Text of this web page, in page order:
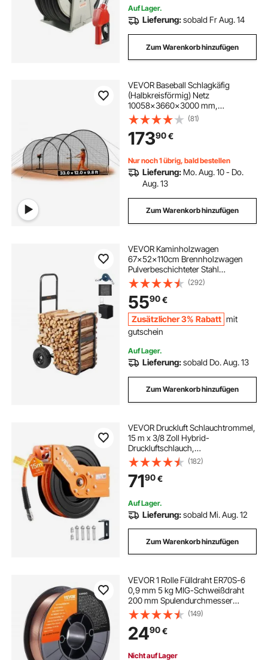
Auf Lager.
Lieferung:sobald Fr Aug. 14
Zum Warenkorb hinzufügen
VEVOR Baseball Schlagkäfig
(Halbkreisförmig) Netz
10058x3660x3000 mm,
Trainingsnetz mit 4-lagigem &
Knotenlosem Polyestergewebe &
Öffnung für Wurfmaschinen, inkl.
Softball Trainingskäfignetz
(81)
17390€
Nur noch 1 übrig, bald bestellen
Lieferung: Mo. Aug. 10 - Do.
Aug. 13
Zum Warenkorb hinzufügen
VEVOR Kaminholzwagen
67x52x110cm Brennholzwagen
Pulverbeschichteter Stahl
Brennholzkarre mit 266,7-mm-
Gummirädern Holzwagen Max.
113,4kg Transportwagen inkl.
Bungee-Seil Bodennetz 600D
Oxford-Tuch
(292)
5590€
Zusätzlicher 3% Rabatt mit
gutschein
Auf Lager.
Lieferung:sobald Do. Aug. 13
Zum Warenkorb hinzufügen
VEVOR Druckluft Schlauchtrommel,
15 m x 3/8 Zoll Hybrid-
Druckluftschlauch,
Schlauchaufroller 20 bar,
Automatische Schlauchaufwicklung
mit 1 m Zuleitung, 180°
schwenkbare
Decken-/Wandhalterung
(182)
7190€
Auf Lager.
Lieferung:sobald Mi. Aug. 12
Zum Warenkorb hinzufügen
VEVOR 1 Rolle Fülldraht ER70S-6
0,9 mm 5 kg MIG-Schweißdraht
200 mm Spulendurchmesser
Schweißdrahtrolle 490–670 Mpa
Zugfestigkeit Ideal zum Schweißen
von Kohlenstoffstahl
(149)
2490€
Nicht auf Lager